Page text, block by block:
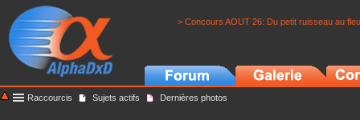
> Concours AOUT 26: Du petit ruisseau au
Raccourcis Sujets actifs Dernières photos